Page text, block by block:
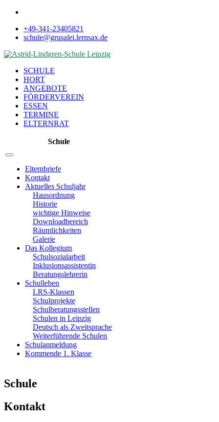
+49-341-23405821
schule@grusalei.lernsax.de
SCHULE
HORT
ANGEBOTE
FÖRDERVEREIN
ESSEN
TERMINE
ELTERNRAT
Schule
Elternbriefe
Kontakt
Aktuelles Schuljahr
Hausordnung
Historie
wichtige Hinweise
Downloadbereich
Räumlichkeiten
Galerie
Das Kollegium
Schulsozialarbeit
Inklusionsassistentin
Beratungslehrerin
Schulleben
LRS-Klassen
Schulprojekte
Schulberatungsstellen
Schulen in Leipzig
Deutsch als Zweitsprache
Weiterführende Schulen
Schulanmeldung
Kommende 1. Klasse
Schule
Kontakt